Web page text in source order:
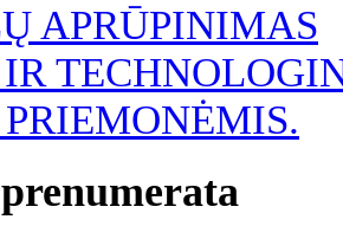
APRŪPINIMAS